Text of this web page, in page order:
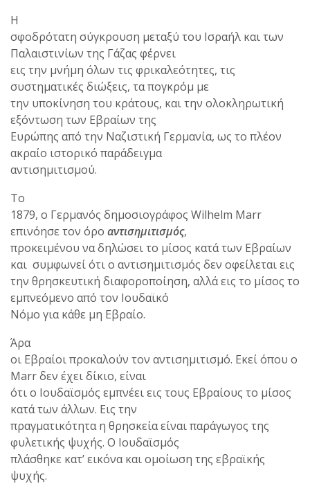
Η
σφοδρότατη σύγκρουση μεταξύ του Ισραήλ και των
Παλαιστινίων της Γάζας φέρνει
εις την μνήμη όλων τις φρικαλεότητες, τις
συστηματικές διώξεις, τα πογκρόμ με
την υποκίνηση του κράτους, και την ολοκληρωτική
εξόντωση των Εβραίων της
Ευρώπης από την Ναζιστική Γερμανία, ως το πλέον
ακραίο ιστορικό παράδειγμα
αντισημιτισμού.
Το
1879, ο Γερμανός δημοσιογράφος Wilhelm Marr
επινόησε τον όρο αντισημιτισμός,
προκειμένου να δηλώσει το μίσος κατά των Εβραίων
και συμφωνεί ότι ο αντισημιτισμός δεν οφείλεται εις
την θρησκευτική διαφοροποίηση, αλλά εις το μίσος το
εμπνεόμενο από τον Ιουδαϊκό
Νόμο για κάθε μη Εβραίο.
Άρα
οι Εβραίοι προκαλούν τον αντισημιτισμό. Εκεί όπου ο
Marr δεν έχει δίκιο, είναι
ότι ο Ιουδαϊσμός εμπνέει εις τους Εβραίους το μίσος
κατά των άλλων. Εις την
πραγματικότητα η θρησκεία είναι παράγωγος της
φυλετικής ψυχής. Ο Ιουδαϊσμός
πλάσθηκε κατ’ εικόνα και ομοίωση της εβραϊκής
ψυχής.